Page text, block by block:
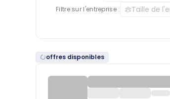
Filtre sur l'entreprise : Taille de
offres disponibles